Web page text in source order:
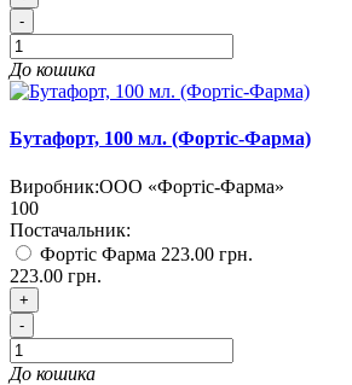
-
До кошика
Бутафорт, 100 мл. (Фортіс-Фарма)
Виробник:ООО «Фортіс-Фарма»
100
Постачальник:
Фортіс Фарма 223.00 грн.
223.00 грн.
+
-
До кошика